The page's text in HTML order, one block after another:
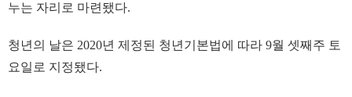
누는 자리로 마련됐다.
청년의 날은 2020년 제정된 청년기본법에 따라 9월 셋째주 토
요일로 지정됐다.